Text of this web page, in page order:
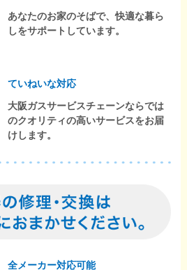
あなたのお家のそばで、快適な暮ら
しをサポートしています。
ていねいな対応
大阪ガスサービスチェーンならでは
のクオリティの高いサービスをお届
けします。
全メーカー対応可能